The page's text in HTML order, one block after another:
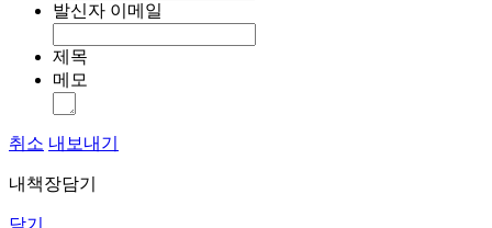
발신자 이메일
제목
메모
취소 내보내기
내책장담기